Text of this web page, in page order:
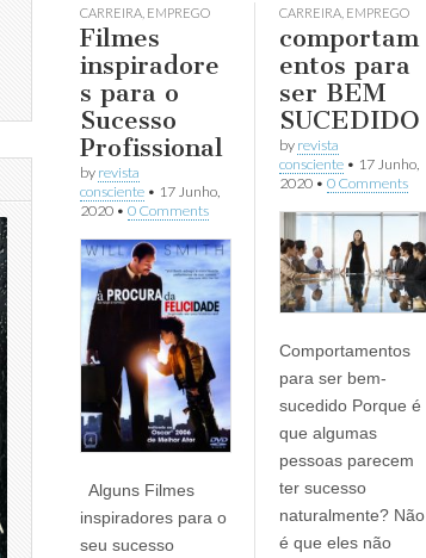
CARREIRA, EMPREGO
Filmes
inspiradore
s para o
Sucesso
Profissional
by revista
consciente• 17 Junho,
2020• 0 Comments
Alguns Filmes
inspiradores para o
seu sucesso
CARREIRA, EMPREGO
comportam
entos para
ser BEM
SUCEDIDO
by revista
consciente• 17 Junho,
2020• 0 Comments
Comportamentos
para ser bem-
sucedido Porque é
que algumas
pessoas parecem
ter sucesso
naturalmente? Não
é que eles não